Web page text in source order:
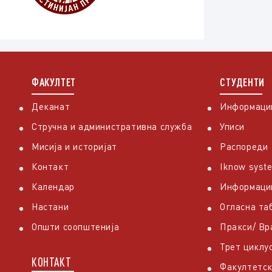
ФАКУЛТЕТ
Деканат
Стручна и административна служба
Мисија и историјат
Контакт
Календар
Настани
Општи соопштенија
КОНТАКТ
СТУДЕНТИ
Уписи
Распореди
Iknow
Огласна
Пракси/
Трет